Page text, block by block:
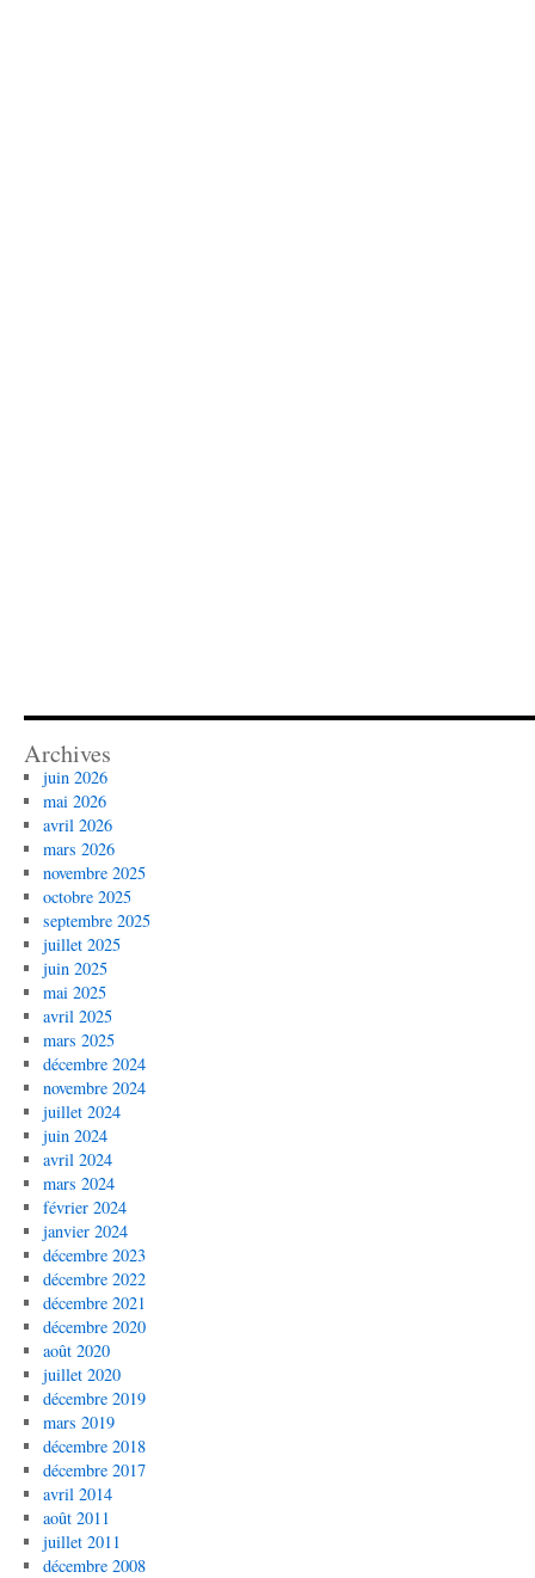
Archives
juin 2026
mai 2026
avril 2026
mars 2026
novembre 2025
octobre 2025
septembre 2025
juillet 2025
juin 2025
mai 2025
avril 2025
mars 2025
décembre 2024
novembre 2024
juillet 2024
juin 2024
avril 2024
mars 2024
février 2024
janvier 2024
décembre 2023
décembre 2022
décembre 2021
décembre 2020
août 2020
juillet 2020
décembre 2019
mars 2019
décembre 2018
décembre 2017
avril 2014
août 2011
juillet 2011
décembre 2008